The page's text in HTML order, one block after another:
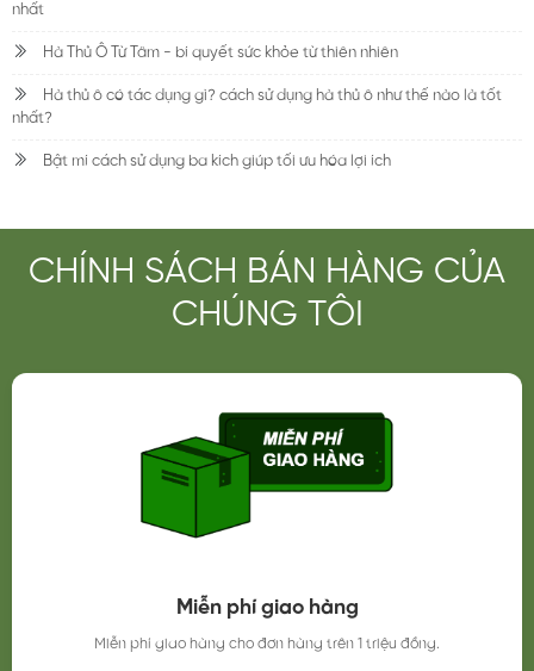
nhất
Hà Thủ Ô Từ Tâm - bí quyết sức khỏe từ thiên nhiên
Hà thủ ô có tác dụng gì? cách sử dụng hà thủ ô như thế nào là tốt
nhất?
Bật mí cách sử dụng ba kích giúp tối ưu hóa lợi ích
CHÍNH SÁCH BÁN HÀNG CỦA
CHÚNG TÔI
Miễn phí giao hàng
Miễn phí giao hàng cho đơn hàng trên 1 triệu đồng.